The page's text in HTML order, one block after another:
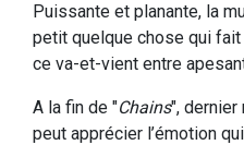
Puissante et planante, la
petit quelque chose qui
ce va-et-vient entre
A la fin de "Chains", dernier
peut apprécier l’émotion